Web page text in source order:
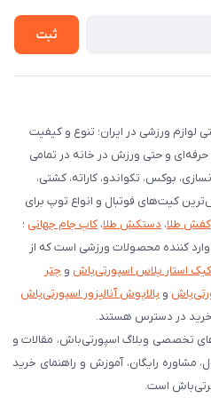
ثبت
لوازم ورزشی در ایران؛ تنوع و کیفیت
و حتی ورزش در خانه در تمامی
بوکس، تکواندو، کاراته، کشتی،
کیت‌های فوتبال و انواع توپ برای
کفش طلا، دستکش طلا، کاپ جام جهانی ؛
کننده محصولات ورزشی است که از
کیک استار پلاس اسپورتی‌باش و چتر
و بالاپوش آنالیزور اسپورتی‌باش
خرید در دسترس هستند.
تخصصی وبلاگ اسپورتی‌باش، مقالات و
رایگان، آموزش و راهنمای خرید
است.